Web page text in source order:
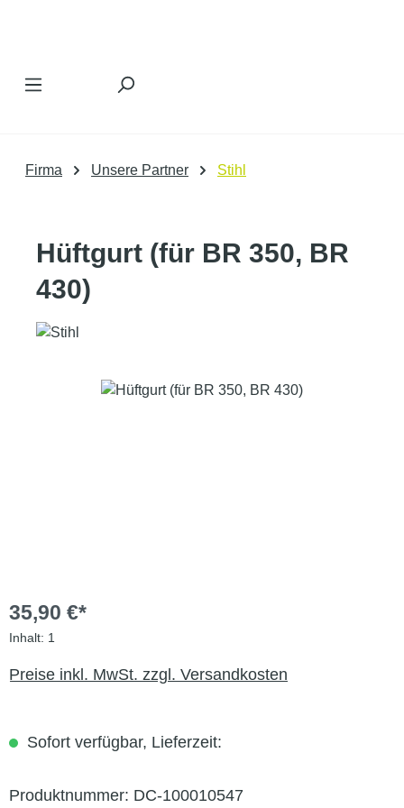
Firma Unsere Partner Stihl
Hüftgurt (für BR 350, BR
430)
Bildergalerie überspringen
35,90 €*
Inhalt: 1
Preise inkl. MwSt. zzgl. Versandkosten
Sofort verfügbar, Lieferzeit:
Produktnummer: DC-100010547